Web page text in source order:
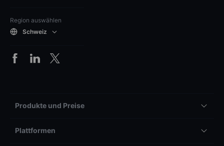
Region auswählen
Schweiz
Produkte und Preise
Plattformen